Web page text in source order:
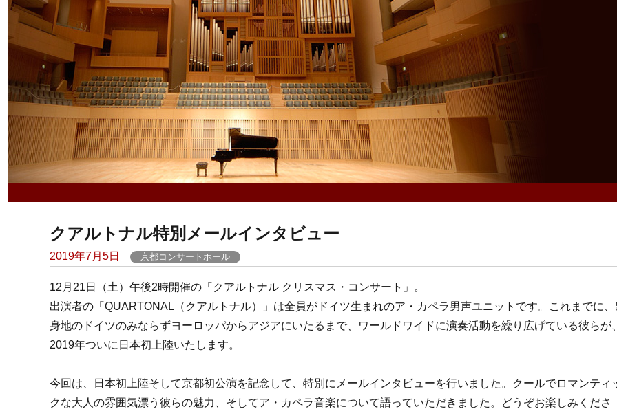
クアルトナル特別メールインタビュー
Posted
2019年7月5日 京都コンサートホール
12月21日（土）午後2時開催の「クアルトナル クリスマス・コンサート」。
出演者の「QUARTONAL（クアルトナル）」は全員がドイツ生まれのア・カペラ男声ユニットです。これまでに、
身地のドイツのみならずヨーロッパからアジアにいたるまで、ワールドワイドに演奏活動を繰り広げている彼らが
2019年ついに日本初上陸いたします。
今回は、日本初上陸そして京都初公演を記念して、特別にメールインタビューを行いました。クールでロマンティ
クな大人の雰囲気漂う彼らの魅力、そしてア・カペラ音楽について語っていただきました。どうぞお楽しみくださ